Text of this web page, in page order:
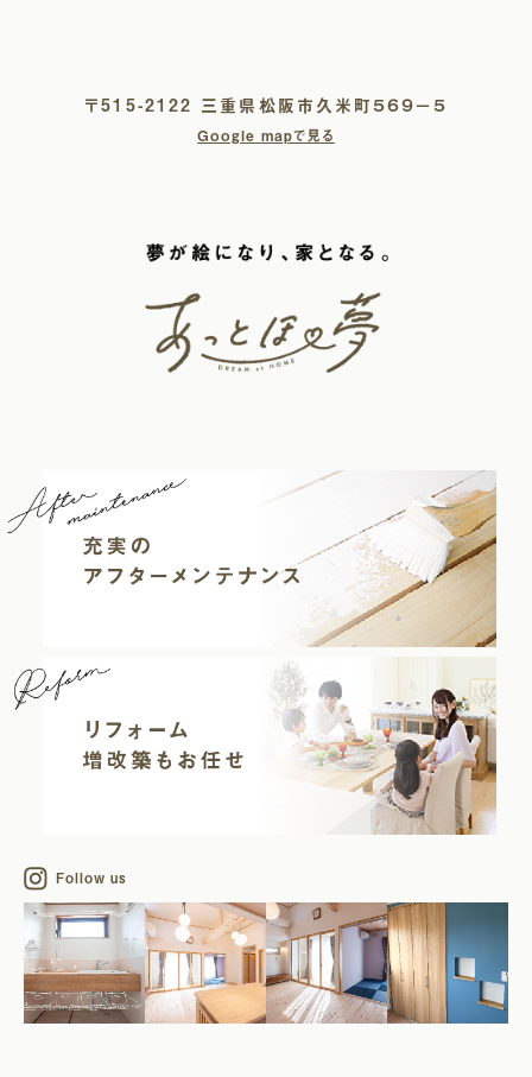
〒515-2122 三重県松阪市久米町５６９−５
Google mapで見る
Follow us